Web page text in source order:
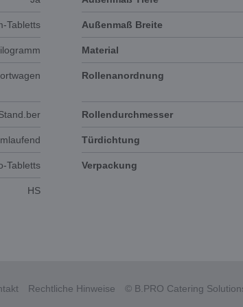
Tabletts Außenmaß Breite
Material
Rollenanordnung
Rollendurchmesser
Türdichtung
Tabletts Verpackung
HS
Rechtliche Hinweise © B.PRO Catering